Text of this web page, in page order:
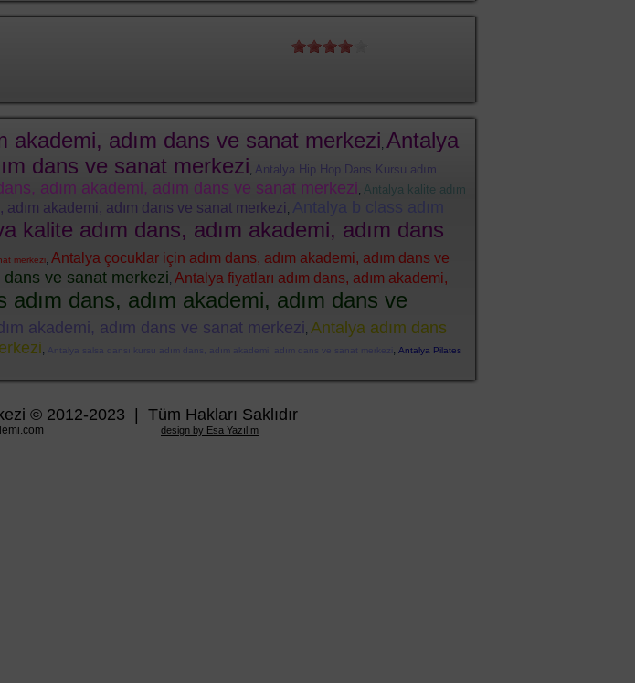
akademi, adım dans ve sanat merkezi, Antalya
dans ve sanat merkezi, Antalya Hip Hop Dans Kursu adım
adım akademi, adım dans ve sanat merkezi, Antalya kalite adım
adım akademi, adım dans ve sanat merkezi ,
kalite adım dans, adım akademi, adım dans
merkezi, Antalya çocuklar için adım dans, adım akademi, adım dans ve
dans ve sanat merkezi, Antalya fiyatları adım dans, adım akademi,
dans, adım akademi, adım dans ve
akademi, adım dans ve sanat merkezi, Antalya adım dans
, Antalya salsa dansı kursu adım dans, adım akademi, adım dans ve sanat merkezi , Antalya Pilates
© 2012-2023 | Tüm Hakları Saklıdır
design by Esa Yazılım